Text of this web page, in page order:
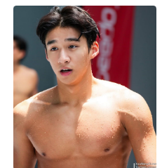
可购买！官方
王子出版社 也
直接打开淘宝购
3062369367/
5
外网疯传的
Steve